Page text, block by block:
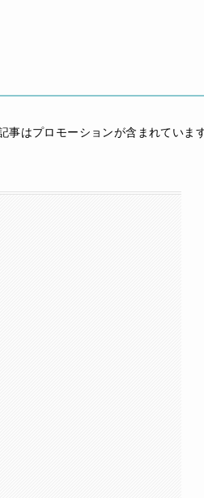
事はプロモーションが含まれていま